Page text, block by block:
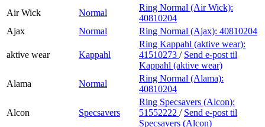
Air Wick
Normal
Ring Normal (Air Wick):
40810204
Ajax
Normal Ring Normal (Ajax): 40810204
aktive wear Kappahl
Ring Kappahl (aktive wear):
41510273 / Send e-post til
Kappahl (aktive wear)
Alama
Normal
Ring Normal (Alama):
40810204
Alcon Specsavers
Ring Specsavers (Alcon):
51552222 / Send e-post til
Specsavers (Alcon)